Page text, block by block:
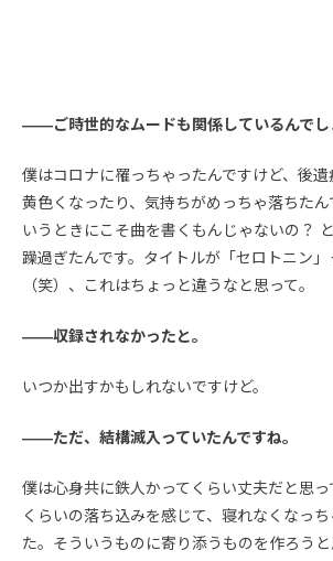
――ご時世的なムードも関係しているんでし
僕はコロナに罹っちゃったんですけど、後
黄色くなったり、気持ちがめっちゃ落ちたん
いうときにこそ曲を書くもんじゃないの？
躁過ぎたんです。タイトルが「セロトニン
（笑）、これはちょっと違うなと思って。
――収録されなかったと。
いつか出すかもしれないですけど。
――ただ、結構滅入っていたんですね。
僕は心身共に鉄人かってくらい丈夫だと思っ
くらいの落ち込みを感じて、寝れなくなっ
た。そういうものに寄り添うものを作ろう